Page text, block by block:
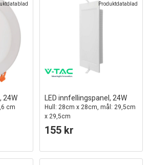
24W
cm
Produktdatablad
LED innfellingspanel, 24W
Hull: 28cm x 28cm, mål: 29,5cm
x 29,5cm
155 kr